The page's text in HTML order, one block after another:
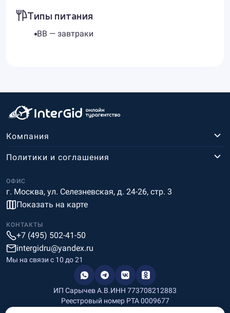
Типы питания
BB — завтраки
Компания
ОФИС
г. Москва, ул. Селезневская, д. 24-26, стр. 3
Показать на карте
Политики и соглашения
КОНТАКТЫ
+7 (495) 502-41-50
intergidru@yandex.ru
Мы на связи c 10 до 21
ИП Сарычев А.В.ИНН 773708212883
Реестровый номер РТА 0009677